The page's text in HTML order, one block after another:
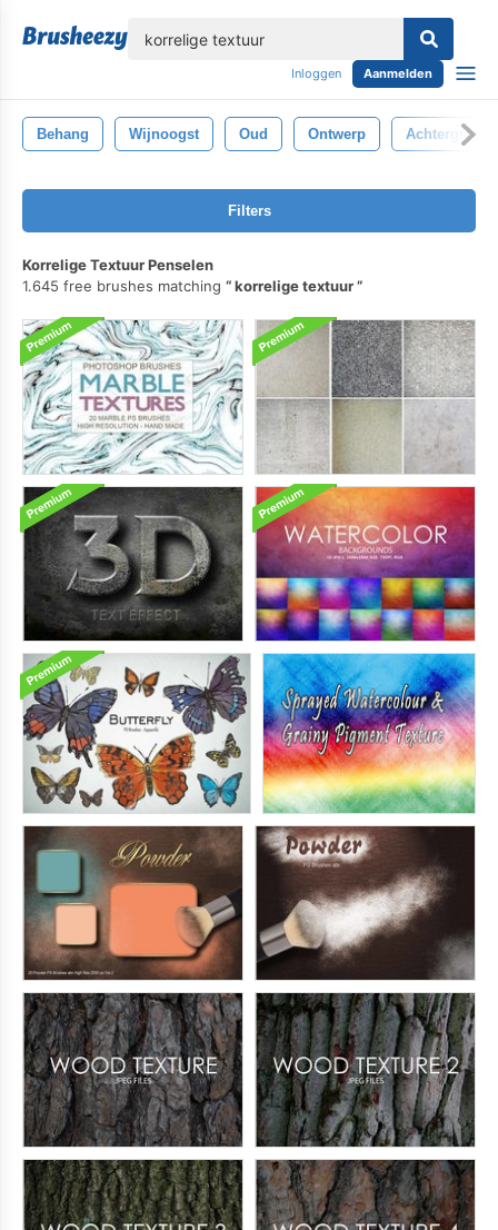
Inloggen Aanmelden
Behang Wijnoogst Oud Ontwerp Achtergrond
Filters
Korrelige Textuur Penselen
1.645 free brushes matching
korrelige textuur